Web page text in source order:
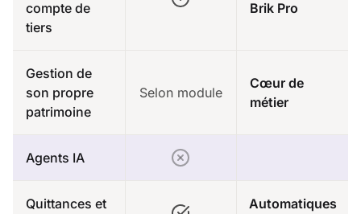
compte de
tiers
Brik Pro
Gestion de
son propre
patrimoine
Selon module
Cœur de
métier
Agents IA
Quittances et
Automatiques